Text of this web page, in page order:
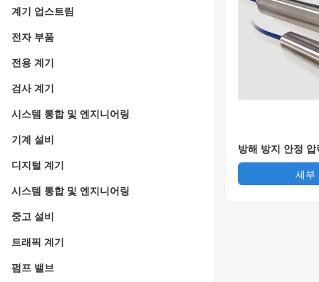
계기 업스트림
전자 부품
전용 계기
검사 계기
시스템 통합 및 엔지니어링
기계 설비
디지털 계기
시스템 통합 및 엔지니어링
중고 설비
트래픽 계기
펌프 밸브
방해 방지 안정
세부